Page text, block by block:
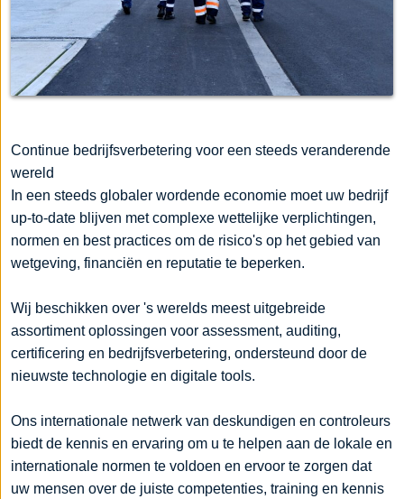
Continue bedrijfsverbetering voor een steeds veranderende
wereld
In een steeds globaler wordende economie moet uw bedrijf
up-to-date blijven met complexe wettelijke verplichtingen,
normen en best practices om de risico's op het gebied van
wetgeving, financiën en reputatie te beperken.
Wij beschikken over 's werelds meest uitgebreide
assortiment oplossingen voor assessment, auditing,
certificering en bedrijfsverbetering, ondersteund door de
nieuwste technologie en digitale tools.
Ons internationale netwerk van deskundigen en controleurs
biedt de kennis en ervaring om u te helpen aan de lokale en
internationale normen te voldoen en ervoor te zorgen dat
uw mensen over de juiste competenties, training en kennis